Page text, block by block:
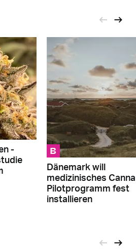
-
B
Dänemark will
medizinisches
Pilotprogramm fest
installieren